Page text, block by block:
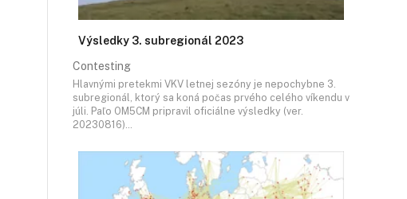
Výsledky 3. subregionál 2023
Contesting
Hlavnými pretekmi VKV letnej sezóny je nepochybne 3.
subregionál, ktorý sa koná počas prvého celého víkendu v
júli. Paľo OM5CM pripravil oficiálne výsledky (ver.
20230816)…